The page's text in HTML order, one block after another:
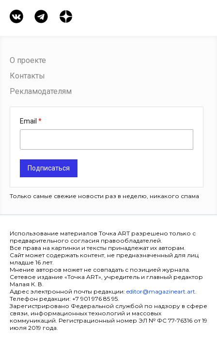
О проекте
Контакты
Рекламодателям
Email
Подписаться
Только самые свежие новости раз в неделю, никакого спама
Использование материалов Точка ART разрешено только с
предварительного согласия правообладателей.
Все права на картинки и тексты принадлежат их авторам.
Сайт может содержать контент, не предназначенный для лиц
младше 16 лет.
Мнение авторов может не совпадать с позицией журнала.
Сетевое издание «Точка ART», учредитель и главный редактор
Малая К. В.
Адрес электронной почты редакции: editor@magazineart.art.
Телефон редакции: +7 901 976 85 95.
Зарегистрировано Федеральной службой по надзору в сфере
связи, информационных технологий и массовых
коммуникаций. Регистрационный номер ЭЛ № ФС 77-76316 от 19
июля 2019 года.